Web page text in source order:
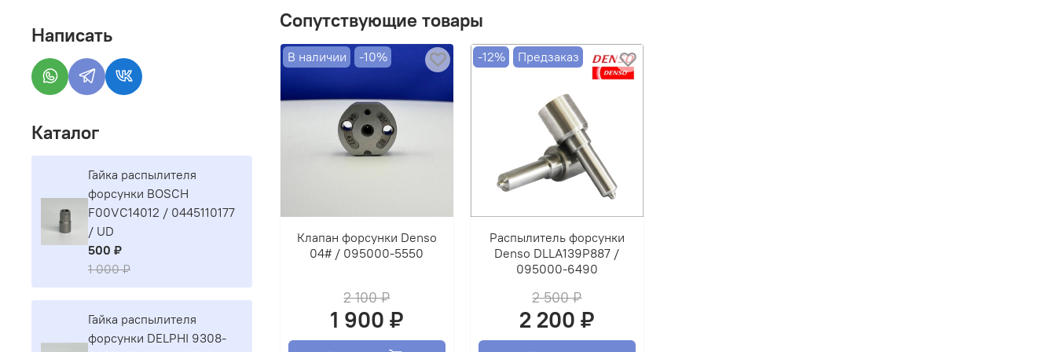
Сопутствующие товары
В наличии -10%
Клапан форсунки Denso
04# / 095000-5550
2 100 ₽
1 900 ₽
-12% Предзаказ
Распылитель форсунки
Denso DLLA139P887 /
095000-6490
2 500 ₽
2 200 ₽
Написать
Каталог
Гайка распылителя
форсунки BOSCH
F00VC14012 / 0445110177
/ UD
500 ₽
1 000 ₽
Гайка распылителя
форсунки DELPHI 9308-